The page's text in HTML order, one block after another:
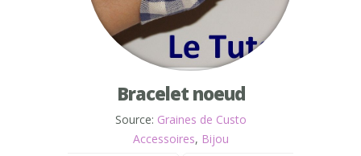
Bracelet noeud
Source: Graines de Custo
Accessoires, Bijou